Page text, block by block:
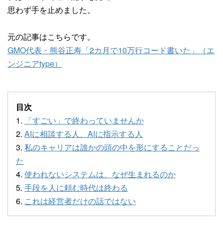
思わず手を止めました。
元の記事はこちらです。
GMO代表・熊谷正寿「2カ月で10万行コード書いた」（エ
ンジニアtype）
目次
1.
「すごい」で終わっていませんか
2. AIに相談する人、AIに指示する人
3. 私のキャリアは誰かの頭の中を形にすることだっ
た
4. 使われないシステムは、なぜ生まれるのか
5. 手段を人に頼む時代は終わる
6. これは経営者だけの話ではない